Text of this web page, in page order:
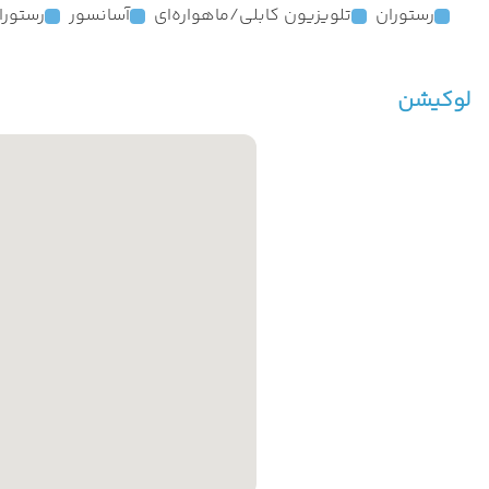
رستوران تلویزیون کابلی/ماهواره‌ای آسانسور
لوکیشن